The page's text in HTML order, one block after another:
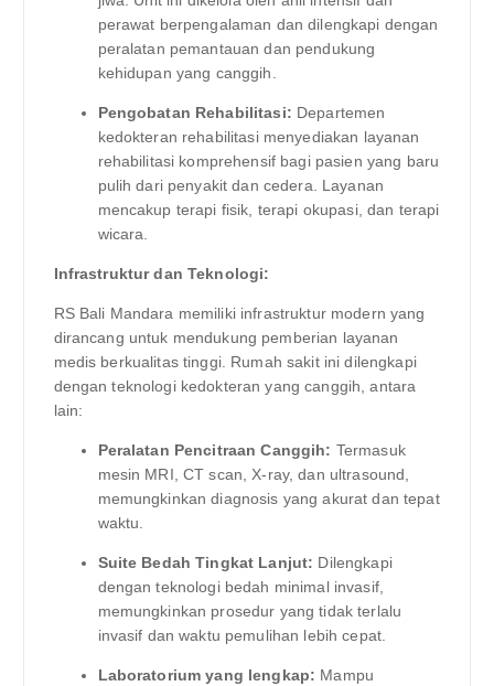
perawat berpengalaman dan dilengkapi dengan
peralatan pemantauan dan pendukung
kehidupan yang canggih.
Pengobatan Rehabilitasi: Departemen
kedokteran rehabilitasi menyediakan layanan
rehabilitasi komprehensif bagi pasien yang baru
pulih dari penyakit dan cedera. Layanan
mencakup terapi fisik, terapi okupasi, dan terapi
wicara.
Infrastruktur dan Teknologi:
RS Bali Mandara memiliki infrastruktur modern yang
dirancang untuk mendukung pemberian layanan
medis berkualitas tinggi. Rumah sakit ini dilengkapi
dengan teknologi kedokteran yang canggih, antara
lain:
Peralatan Pencitraan Canggih: Termasuk
mesin MRI, CT scan, X-ray, dan ultrasound,
memungkinkan diagnosis yang akurat dan tepat
waktu.
Suite Bedah Tingkat Lanjut: Dilengkapi
dengan teknologi bedah minimal invasif,
memungkinkan prosedur yang tidak terlalu
invasif dan waktu pemulihan lebih cepat.
Laboratorium yang lengkap: Mampu